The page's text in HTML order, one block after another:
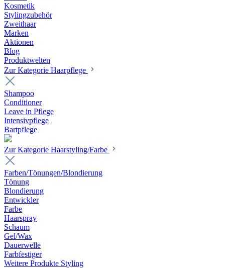
Kosmetik
Stylingzubehör
Zweithaar
Marken
Aktionen
Blog
Produktwelten
Zur Kategorie Haarpflege
Shampoo
Conditioner
Leave in Pflege
Intensivpflege
Bartpflege
Zur Kategorie Haarstyling/Farbe
Farben/Tönungen/Blondierung
Tönung
Blondierung
Entwickler
Farbe
Haarspray
Schaum
Gel/Wax
Dauerwelle
Farbfestiger
Weitere Produkte Styling